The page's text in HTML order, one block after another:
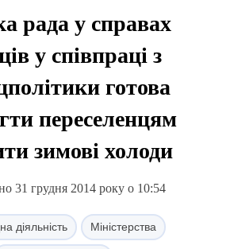
рада у справах
у співпраці з
готова
переселенцям
зимові холоди
31 грудня 2014 року о 10:54
діяльність Міністерства